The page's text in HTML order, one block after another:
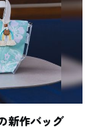
新作バッグ